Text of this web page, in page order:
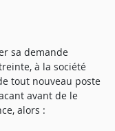
sa demande
à la société
tout nouveau poste
avant de le
alors :